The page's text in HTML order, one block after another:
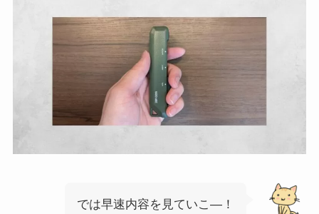
では早速内容を見ていこ―！